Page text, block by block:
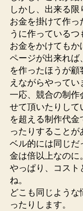
へ
の
しかし、出来る限
お金を掛けて作っ
うに作っているつ
お金をかけてもか
ページが出来れば
を作ったほうが
えながらやってい
一応、競合の制作
せて頂いたりして
を超える制作代
ったりすること
ベル的には同じだ
金は倍以上なのに。
やっぱり、コスト
ね。
どこも同じよう
ったりします。